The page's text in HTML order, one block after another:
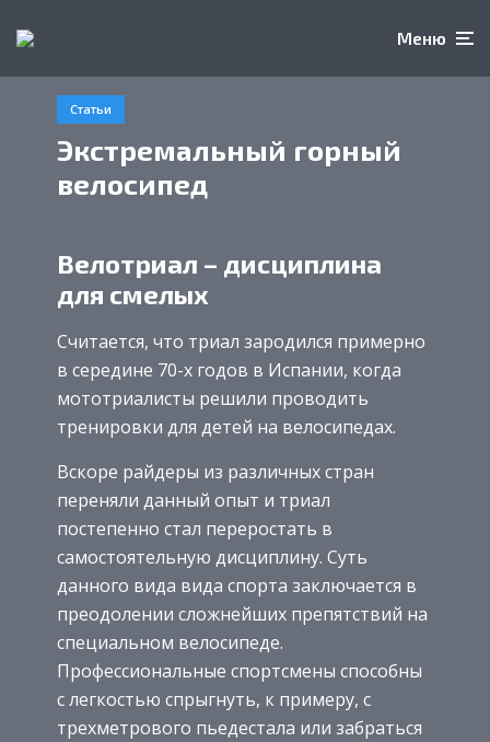
Меню
Статьи
Экстремальный горный
велосипед
Велотриал – дисциплина
для смелых
Считается, что триал зародился примерно
в середине 70-х годов в Испании, когда
мототриалисты решили проводить
тренировки для детей на велосипедах.
Вскоре райдеры из различных стран
переняли данный опыт и триал
постепенно стал переростать в
самостоятельную дисциплину. Суть
данного вида вида спорта заключается в
преодолении сложнейших препятствий на
специальном велосипеде.
Профессиональные спортсмены способны
с легкостью спрыгнуть, к примеру, с
трехметрового пьедестала или забраться